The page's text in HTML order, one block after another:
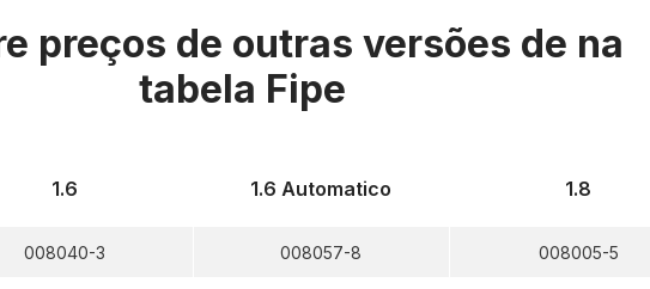
preços de outras versões de na
tabela Fipe
1.6
008040-3
1.6 Automatico
008057-8
1.8
008005-5